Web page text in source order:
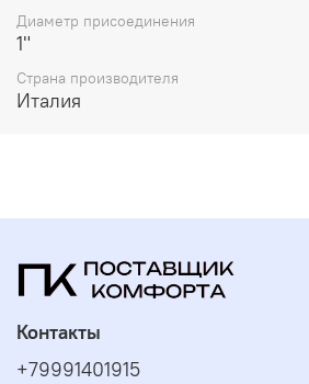
Диаметр присоединения
1"
Страна производителя
Италия
Контакты
+79991401915